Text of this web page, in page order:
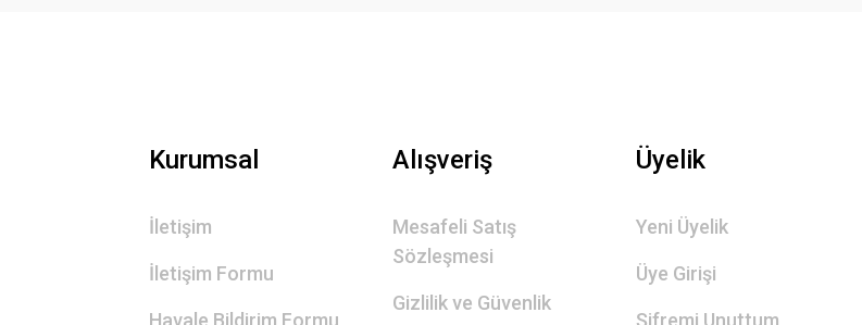
Kurumsal
İletişim
İletişim Formu
Havale Bildirim Formu
Alışveriş
Mesafeli Satış
Sözleşmesi
Gizlilik ve Güvenlik
Üyelik
Yeni Üyelik
Üye Girişi
Şifremi Unuttum